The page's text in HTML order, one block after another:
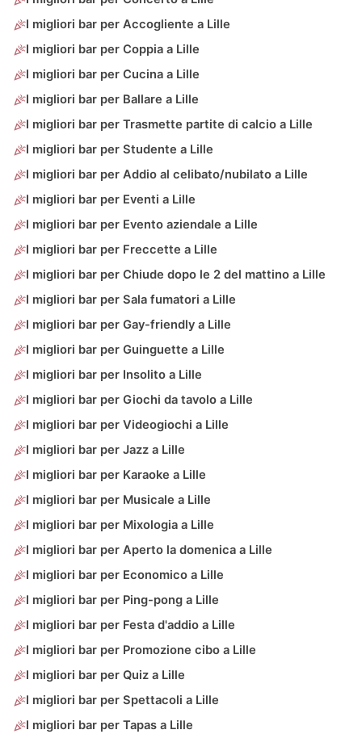
I migliori bar per Accogliente a Lille
I migliori bar per Coppia a Lille
I migliori bar per Cucina a Lille
I migliori bar per Ballare a Lille
I migliori bar per Trasmette partite di calcio a Lille
I migliori bar per Studente a Lille
I migliori bar per Addio al celibato/nubilato a Lille
I migliori bar per Eventi a Lille
I migliori bar per Evento aziendale a Lille
I migliori bar per Freccette a Lille
I migliori bar per Chiude dopo le 2 del mattino a Lille
I migliori bar per Sala fumatori a Lille
I migliori bar per Gay-friendly a Lille
I migliori bar per Guinguette a Lille
I migliori bar per Insolito a Lille
I migliori bar per Giochi da tavolo a Lille
I migliori bar per Videogiochi a Lille
I migliori bar per Jazz a Lille
I migliori bar per Karaoke a Lille
I migliori bar per Musicale a Lille
I migliori bar per Mixologia a Lille
I migliori bar per Aperto la domenica a Lille
I migliori bar per Economico a Lille
I migliori bar per Ping-pong a Lille
I migliori bar per Festa d'addio a Lille
I migliori bar per Promozione cibo a Lille
I migliori bar per Quiz a Lille
I migliori bar per Spettacoli a Lille
I migliori bar per Tapas a Lille